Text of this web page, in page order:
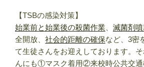
【TSBの感染対策】
始業前と始業後の殺菌作業
滅菌剤
全開放、 社会的距離の確保など、3密
て生徒さんをお迎えしております。
んにも①マスク着用②来校時公共交通